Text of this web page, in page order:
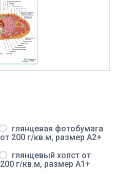
глянцевая фотобумага
от 200 г/кв.м, размер A2+
глянцевый холст от
200 г/кв.м, размер A1+